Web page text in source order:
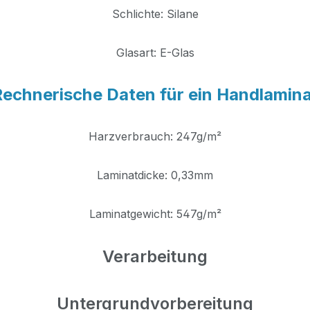
Schlichte: Silane
Glasart: E-Glas
Daten für ein
Harzverbrauch: 247g/m²
Laminatdicke: 0,33mm
Laminatgewicht: 547g/m²
Verarbeitung
Untergrundvorbereitung